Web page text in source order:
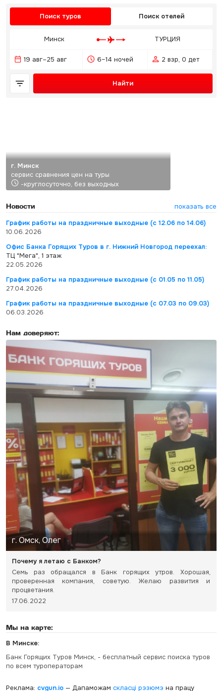
Поиск туров Поиск отелей
Минск ТУРЦИЯ
19 авг–25 авг 6–14 ночей 2 взр, 0 дет
Найти
г. Минск
сервис сравнения цен на туры
-круглосуточно, без выходных
Новости
показать все
График работы на праздничные выходные (с 12.06 по 14.06)
10.06.2026
Офис Банка Горящих Туров в г. Нижний Новгород переехал:
ТЦ "Мега", 1 этаж
22.05.2026
График работы на праздничные выходные (с 01.05 по 11.05)
27.04.2026
График работы на праздничные выходные (с 07.03 по 09.03)
06.03.2026
Нам доверяют:
г. Омск, Олег
Почему я летаю с Банком?
Семь раз обращался в Банк горящих утров. Хорошая,
проверенная компания, советую. Желаю развития и
процветания.
17.06.2022
Мы на карте:
В Минске:
Банк Горящих Туров Минск, - бесплатный сервис поиска туров
по всем туроператорам
Реклама: cvgun.io— Дапаможам скласці рэзюмэ на працу